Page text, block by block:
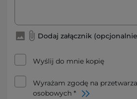
Dodaj załącznik
Wyślij do mnie kopię
Wyrażam zgodę na
osobowych *